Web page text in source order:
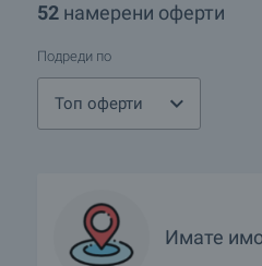
52 намерени оферти
Подреди по
Топ оферти
Имате